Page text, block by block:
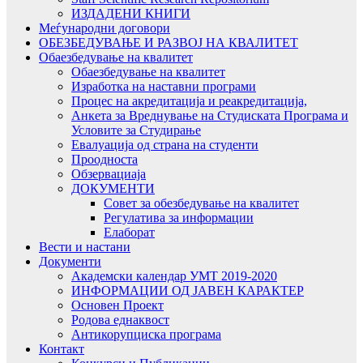
ИЗДАДЕНИ КНИГИ
Меѓународни договори
ОБЕЗБЕДУВАЊЕ И РАЗВОЈ НА КВАЛИТЕТ
Обаезбедување на квалитет
Обаезбедување на квалитет
Изработка на наставни програми
Процес на акредитација и реакредитација,
Анкета за Вреднување на Студиската Програма и
Условите за Студирање
Евалуација од страна на студенти
Проодноста
Обзервациаја
ДОКУМЕНТИ
Совет за обезбедување на квалитет
Регулатива за информации
Елаборат
Вести и настани
Документи
Академски календар УМТ 2019-2020
ИНФОРМАЦИИ ОД ЈАВЕН КАРАКТЕР
Основен Проект
Родова еднаквост
Антикорупциска програма
Контакт